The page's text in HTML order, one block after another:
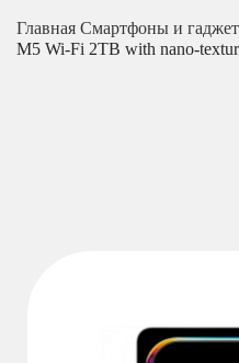
Главная Смартфоны и
M5 Wi-Fi 2TB with nano-